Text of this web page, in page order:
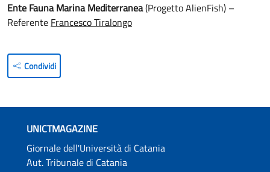
Ente Fauna Marina Mediterranea(Progetto AlienFish) –
Referente Francesco Tiralongo
Condividi
UNICTMAGAZINE
Giornale dell'Università di Catania
Aut. Tribunale di Catania